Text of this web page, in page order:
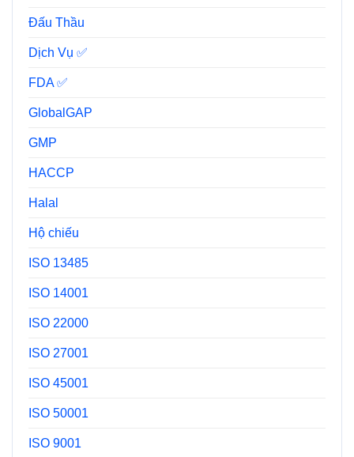
Đấu Thầu
Dịch Vụ ✅
FDA ✅
GlobalGAP
GMP
HACCP
Halal
Hộ chiếu
ISO 13485
ISO 14001
ISO 22000
ISO 27001
ISO 45001
ISO 50001
ISO 9001